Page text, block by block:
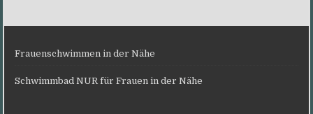
Frauenschwimmen in der Nähe
Schwimmbad NUR für Frauen in der Nähe